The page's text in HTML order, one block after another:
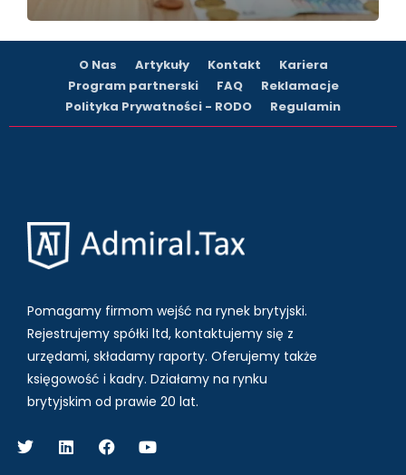
O Nas Artykuły Kontakt
Kariera
Program partnerski
FAQ
Reklamacje
Polityka Prywatności - RODO
Regulamin
Pomagamy firmom wejść na rynek brytyjski.
Rejestrujemy spółki ltd, kontaktujemy się z
urzędami, składamy raporty. Oferujemy także
księgowość i kadry. Działamy na rynku
brytyjskim od prawie 20 lat.